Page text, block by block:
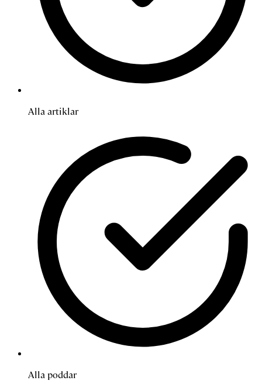
Alla artiklar
Alla poddar